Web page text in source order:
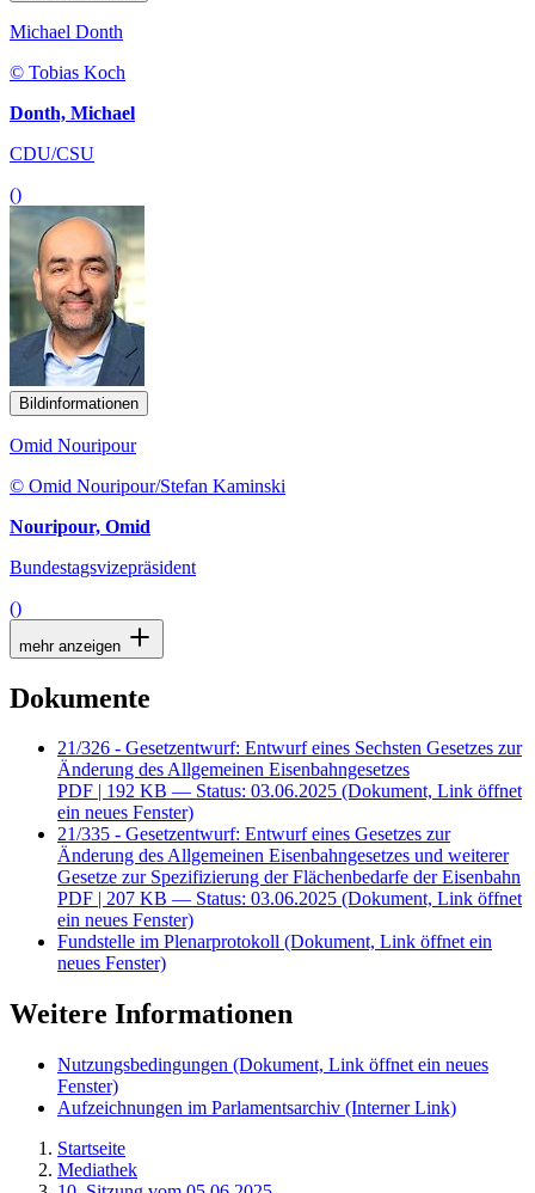
Michael Donth
© Tobias Koch
Donth, Michael
CDU/CSU
()
Bildinformationen
Omid Nouripour
© Omid Nouripour/Stefan Kaminski
Nouripour, Omid
Bundestagsvizepräsident
()
mehr anzeigen
Dokumente
21/326 - Gesetzentwurf: Entwurf eines Sechsten Gesetzes zur
Änderung des Allgemeinen Eisenbahngesetzes
PDF | 192 KB — Status: 03.06.2025 (Dokument, Link öffnet
ein neues Fenster)
21/335 - Gesetzentwurf: Entwurf eines Gesetzes zur
Änderung des Allgemeinen Eisenbahngesetzes und weiterer
Gesetze zur Spezifizierung der Flächenbedarfe der Eisenbahn
PDF | 207 KB — Status: 03.06.2025 (Dokument, Link öffnet
ein neues Fenster)
Fundstelle im Plenarprotokoll (Dokument, Link öffnet ein
neues Fenster)
Weitere Informationen
Nutzungsbedingungen (Dokument, Link öffnet ein neues
Fenster)
Aufzeichnungen im Parlamentsarchiv (Interner Link)
Startseite
Mediathek